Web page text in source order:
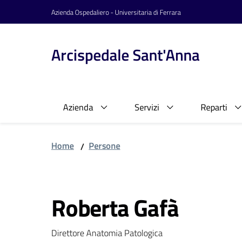
Vai al contenuto
Vai alla navigazioneAzienda Ospedaliero - Universitaria di Ferrara
Arcispedale Sant'Anna
Azienda Servizi Reparti
Home / Persone
Roberta Gafà
Direttore Anatomia Patologica